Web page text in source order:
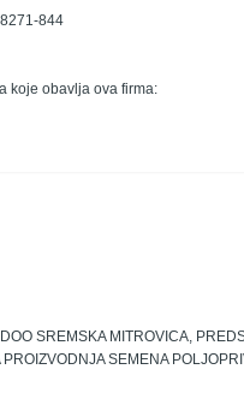
844
koje obavlja ova firma:
SREMSKA MITROVICA,
SEMENA